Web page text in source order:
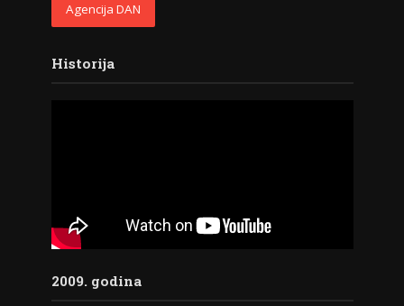
Agencija DAN
Historija
2009. godina